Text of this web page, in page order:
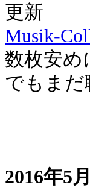
更新
Musik-
数枚安め
でもま
2016年5